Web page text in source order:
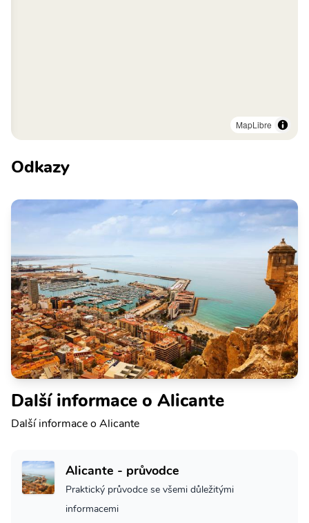
MapLibre
Odkazy
Další informace o Alicante
Další informace o Alicante
Alicante - průvodce
Praktický průvodce se všemi důležitými
informacemi